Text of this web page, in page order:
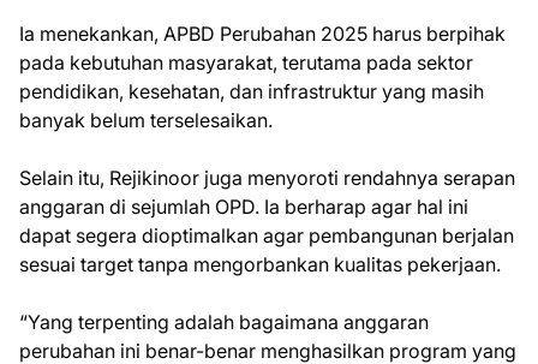
Ia menekankan, APBD Perubahan 2025 harus berpihak
pada kebutuhan masyarakat, terutama pada sektor
pendidikan, kesehatan, dan infrastruktur yang masih
banyak belum terselesaikan.
Selain itu, Rejikinoor juga menyoroti rendahnya serapan
anggaran di sejumlah OPD. Ia berharap agar hal ini
dapat segera dioptimalkan agar pembangunan berjalan
sesuai target tanpa mengorbankan kualitas pekerjaan.
“Yang terpenting adalah bagaimana anggaran
perubahan ini benar-benar menghasilkan program yang